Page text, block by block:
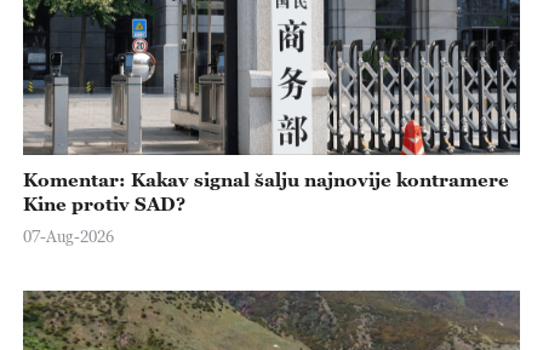
Komentar: Kakav signal šalju najnovije kontramere
Kine protiv SAD?
07-Aug-2026